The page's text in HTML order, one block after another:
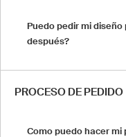
Puedo pedir mi
después?
PROCESO DE PEDIDO
Como puedo hacer mi